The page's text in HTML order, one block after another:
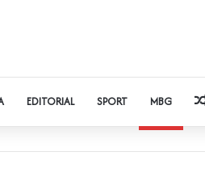
EDITORIAL SPORT MBG